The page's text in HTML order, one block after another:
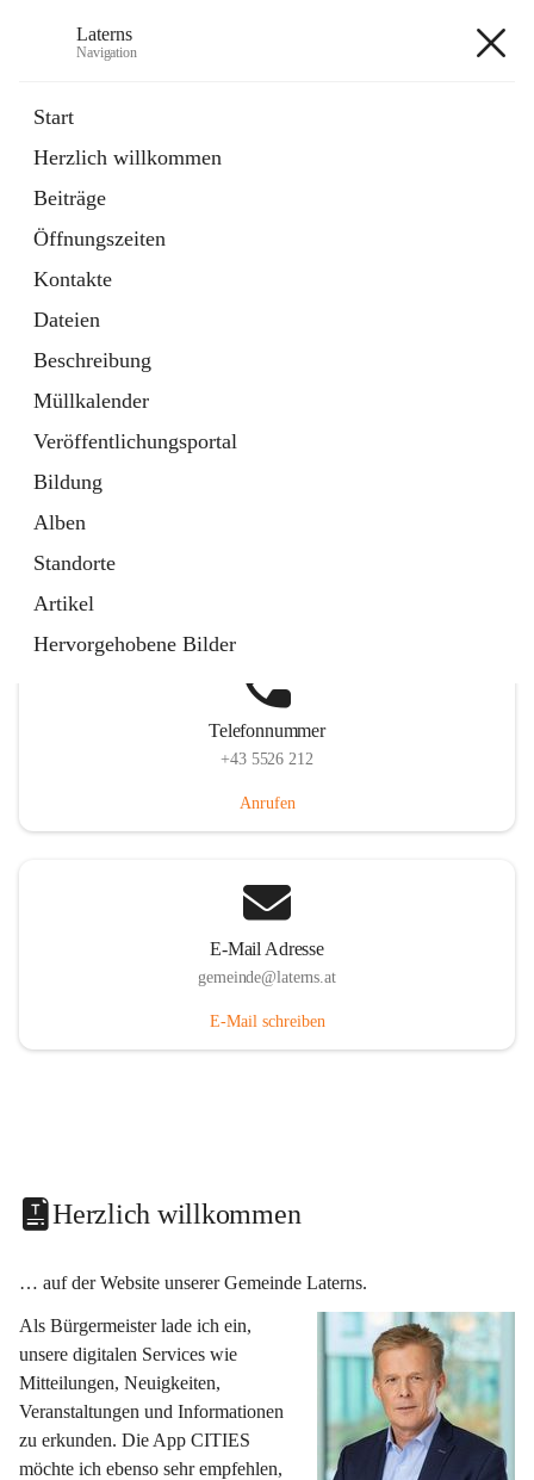
Laterns
Navigation
Start
Herzlich willkommen
Beiträge
Öffnungszeiten
Kontakte
Dateien
Beschreibung
Müllkalender
Veröffentlichungsportal
Bildung
Alben
Standorte
Artikel
Hervorgehobene Bilder
11 Schnellzugriffe
Soziales
1 Schnellzugriff
Telefonnummer
+43 5526 212
Anrufen
E-Mail Adresse
gemeinde@laterns.at
E-Mail schreiben
Herzlich willkommen
… auf der Website unserer Gemeinde Laterns.
Als Bürgermeister lade ich ein,
unsere digitalen Services wie
Mitteilungen, Neuigkeiten,
Veranstaltungen und Informationen
zu erkunden. Die App CITIES
möchte ich ebenso sehr empfehlen,